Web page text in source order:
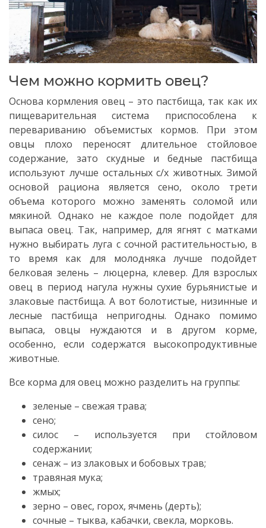
Чем можно кормить овец?
Основа кормления овец – это пастбища, так как их
пищеварительная система приспособлена к
перевариванию объемистых кормов. При этом
овцы плохо переносят длительное стойловое
содержание, зато скудные и бедные пастбища
используют лучше остальных с/х животных. Зимой
основой рациона является сено, около трети
объема которого можно заменять соломой или
мякиной. Однако не каждое поле подойдет для
выпаса овец. Так, например, для ягнят с матками
нужно выбирать луга с сочной растительностью, в
то время как для молодняка лучше подойдет
белковая зелень – люцерна, клевер. Для взрослых
овец в период нагула нужны сухие бурьянистые и
злаковые пастбища. А вот болотистые, низинные и
лесные пастбища непригодны. Однако помимо
выпаса, овцы нуждаются и в другом корме,
особенно, если содержатся высокопродуктивные
животные.
Все корма для овец можно разделить на группы:
зеленые – свежая трава;
сено;
силос – используется при стойловом
содержании;
сенаж – из злаковых и бобовых трав;
травяная мука;
жмых;
зерно – овес, горох, ячмень (дерть);
сочные – тыква, кабачки, свекла, морковь.